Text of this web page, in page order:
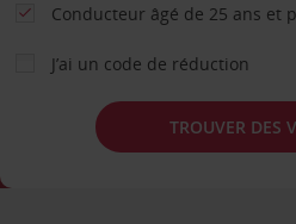
Conducteur âgé de 25 ans et
J’ai un code de réduction
TROUVER DES